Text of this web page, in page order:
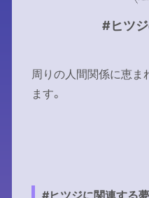
#ヒツ
周りの人間関係に恵ま
ます。
#ヒツジに関連する夢